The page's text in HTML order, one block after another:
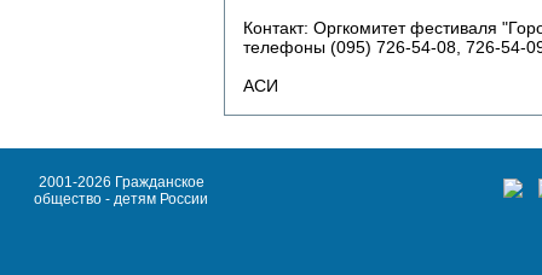
Контакт: Оргкомитет фестиваля
телефоны (095) 726-54-08, 726-54-
АСИ
2001-2026 Гражданское
общество - детям России